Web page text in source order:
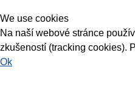
We use cookies
Na naší webové stránce
zkušeností (tracking cookies).
Ok